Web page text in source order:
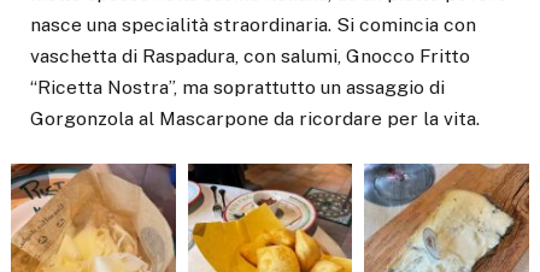
nasce una specialità straordinaria. Si comincia con
vaschetta di Raspadura, con salumi, Gnocco Fritto
“Ricetta Nostra”, ma soprattutto un assaggio di
Gorgonzola al Mascarpone da ricordare per la vita.